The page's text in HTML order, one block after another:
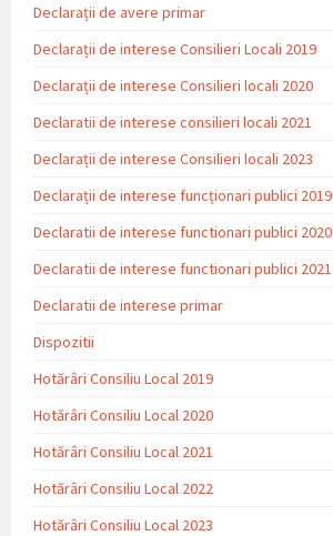
Declarații de avere primar
Declarații de interese Consilieri Locali 2019
Declarații de interese Consilieri locali 2020
Declaratii de interese consilieri locali 2021
Declarații de interese Consilieri locali 2023
Declarații de interese funcționari publici 2019
Declaratii de interese functionari publici 2020
Declaratii de interese functionari publici 2021
Declaratii de interese primar
Dispozitii
Hotărâri Consiliu Local 2019
Hotărâri Consiliu Local 2020
Hotărâri Consiliu Local 2021
Hotărâri Consiliu Local 2022
Hotărâri Consiliu Local 2023